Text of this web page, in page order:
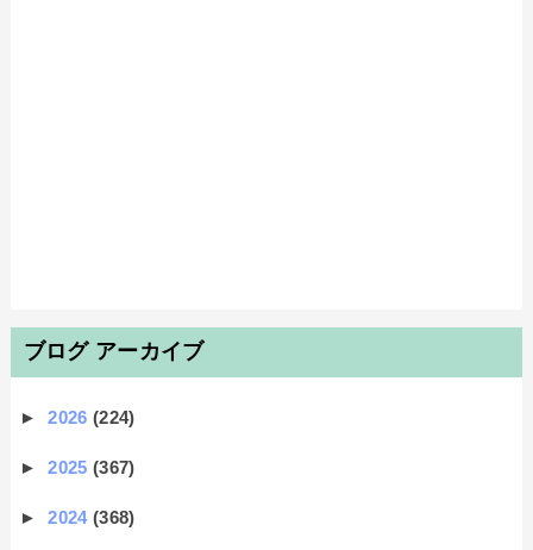
ブログ アーカイブ
►2026(224)
►2025(367)
►2024(368)